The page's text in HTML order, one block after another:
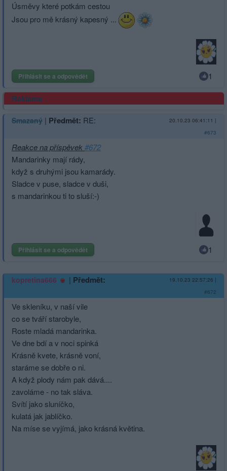
Úsměvy které potkám cestou
Jsou pro mě krásný kapesný ...
Přihlásit se a odpovědět 1
Reklama
Smazaný | Předmět: RE: 20.10.23 06:41:11 |
#673
Reakce na příspěvek#672
Mandarinky mají rády,
když s druhými jsou kamarády.
Sladce v puse, sladce v duši,
s mandarinkou ti to sluší:-)
Přihlásit se a odpovědět 1
kopretina666 | Předmět: 19.10.23 22:57:26 |
#672
Ve skleníku, v naší vile
co se tváří starobyle,
Roste mladá mandarinka.
Ve dne bdí a v noci spinká
Krásně kvete, krásně voní,
staráme se dobře o ni.
A když plody nám pak dává....
zavoláme - no tak sláva.
Svítí jako sluníčko,
kulatá jak jablíčko.
Na míse se vyjímá, jako krásná květina.